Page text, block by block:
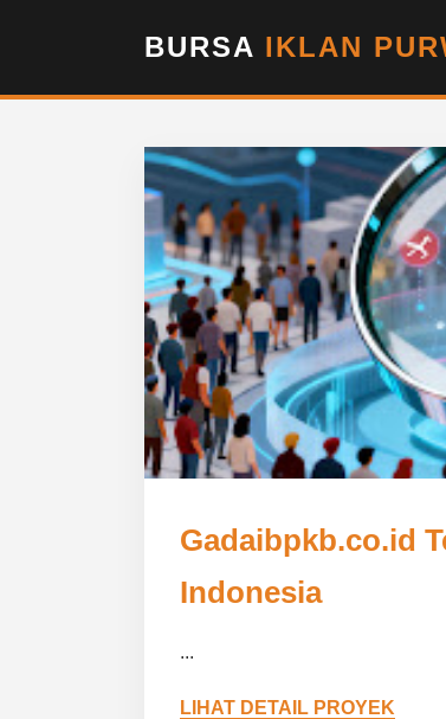
BURSA IKLAN
Gadaibpkb.co.id
Indonesia
...
LIHAT DETAIL PROYEK